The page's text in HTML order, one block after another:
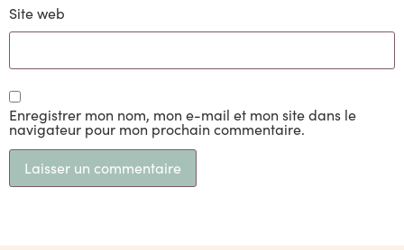
Site web
Enregistrer mon nom, mon e-mail et mon site dans le
navigateur pour mon prochain commentaire.